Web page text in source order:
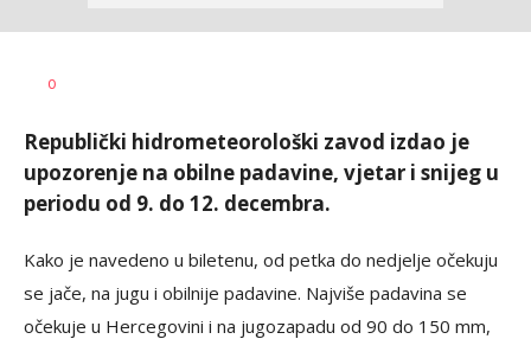
AUTOR
0
Republički hidrometeorološki zavod izdao je
upozorenje na obilne padavine, vjetar i snijeg u
periodu od 9. do 12. decembra.
Kako je navedeno u biletenu, od petka do nedjelje očekuju
se jače, na jugu i obilnije padavine. Najviše padavina se
očekuje u Hercegovini i na jugozapadu od 90 do 150 mm,